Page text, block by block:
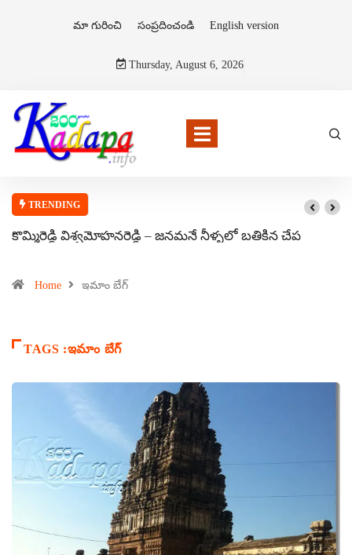
మా గురించి సంప్రదించండి English version
Thursday, August 6, 2026
TRENDING
కొమ్మిరెడ్డి విశ్వమోహనరెడ్డి – జనమనే నీళ్ళలో బతికిన చేప
Home ఇమాం బేగ్
TAGS :ఇమాం బేగ్